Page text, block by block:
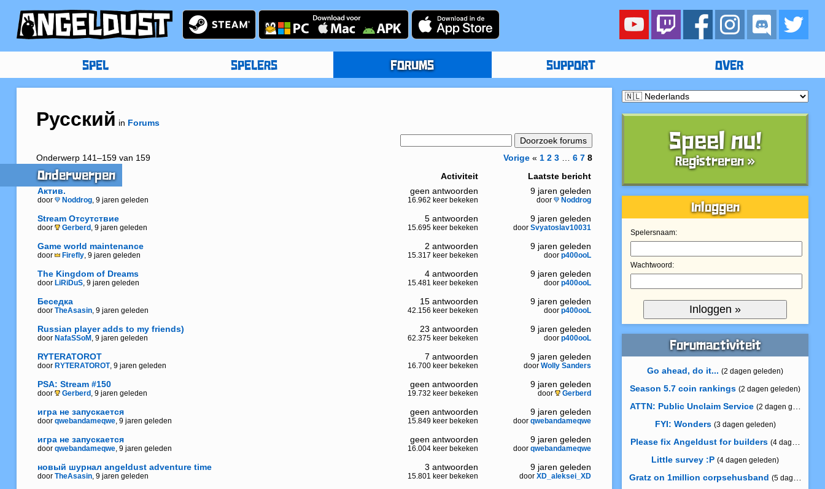
SPEL SPELERS FORUMS SUPPORT OVER
Русский in Forums
Onderwerp 141–159 van 159 Vorige « 1 2 3 …6 7 8
Onderwerpen Activiteit
Laatste bericht
Актив.
door Noddrog, 9 jaren geleden
geen antwoorden
16.962 keer bekeken
9 jaren geleden
door Noddrog
Stream Отсутствие
door Gerberd , 9 jaren geleden
5 antwoorden
15.695 keer bekeken
9 jaren geleden
door Svyatoslav10031
Game world maintenance
door Firefly, 9 jaren geleden
2 antwoorden
15.317 keer bekeken
9 jaren geleden
door p400ooL
The Kingdom of Dreams
door LiRiDuS, 9 jaren geleden
4 antwoorden
15.481 keer bekeken
9 jaren geleden
door p400ooL
Беседка
door TheAsasin, 9 jaren geleden
15 antwoorden
42.156 keer bekeken
9 jaren geleden
door p400ooL
Russian player adds to my friends)
door NafaSSoM , 9 jaren geleden
23 antwoorden
62.375 keer bekeken
9 jaren geleden
door p400ooL
RYTERATOROT
door RYTERATOROT, 9 jaren geleden
7 antwoorden
16.700 keer bekeken
9 jaren geleden
door Wolly Sanders
PSA: Stream #150
door Gerberd , 9 jaren geleden
geen antwoorden
19.732 keer bekeken
9 jaren geleden
door Gerberd
игра не запускается
door qwebandameqwe, 9 jaren geleden
geen antwoorden
15.849 keer bekeken
9 jaren geleden
door qwebandameqwe
игра не запускается
door qwebandameqwe, 9 jaren geleden
geen antwoorden
16.004 keer bekeken
9 jaren geleden
door qwebandameqwe
новый шурнал аngeldust adventure time
door TheAsasin, 9 jaren geleden
3 antwoorden
15.801 keer bekeken
9 jaren geleden
door XD_aleksei_XD
Speel nu!
Registreren »
Inloggen
Spelersnaam:
Wachtwoord:
Forumactiviteit
Go ahead, do it... (2 dagen geleden)
Season 5.7 coin rankings (2 dagen geleden)
ATTN: Public Unclaim Service (2 dagen geleden)
FYI: Wonders (3 dagen geleden)
Please fix Angeldust for builders (4 dagen
Little survey :P (4 dagen geleden)
Gratz on 1million corpsehusband (5 dagen